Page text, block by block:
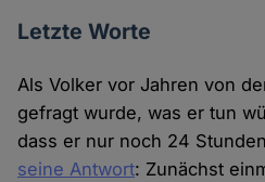
Letzte Worte
Als Volker vor Jahren von
gefragt wurde, was er tun
dass er nur noch 24
seine Antwort: Zunächst